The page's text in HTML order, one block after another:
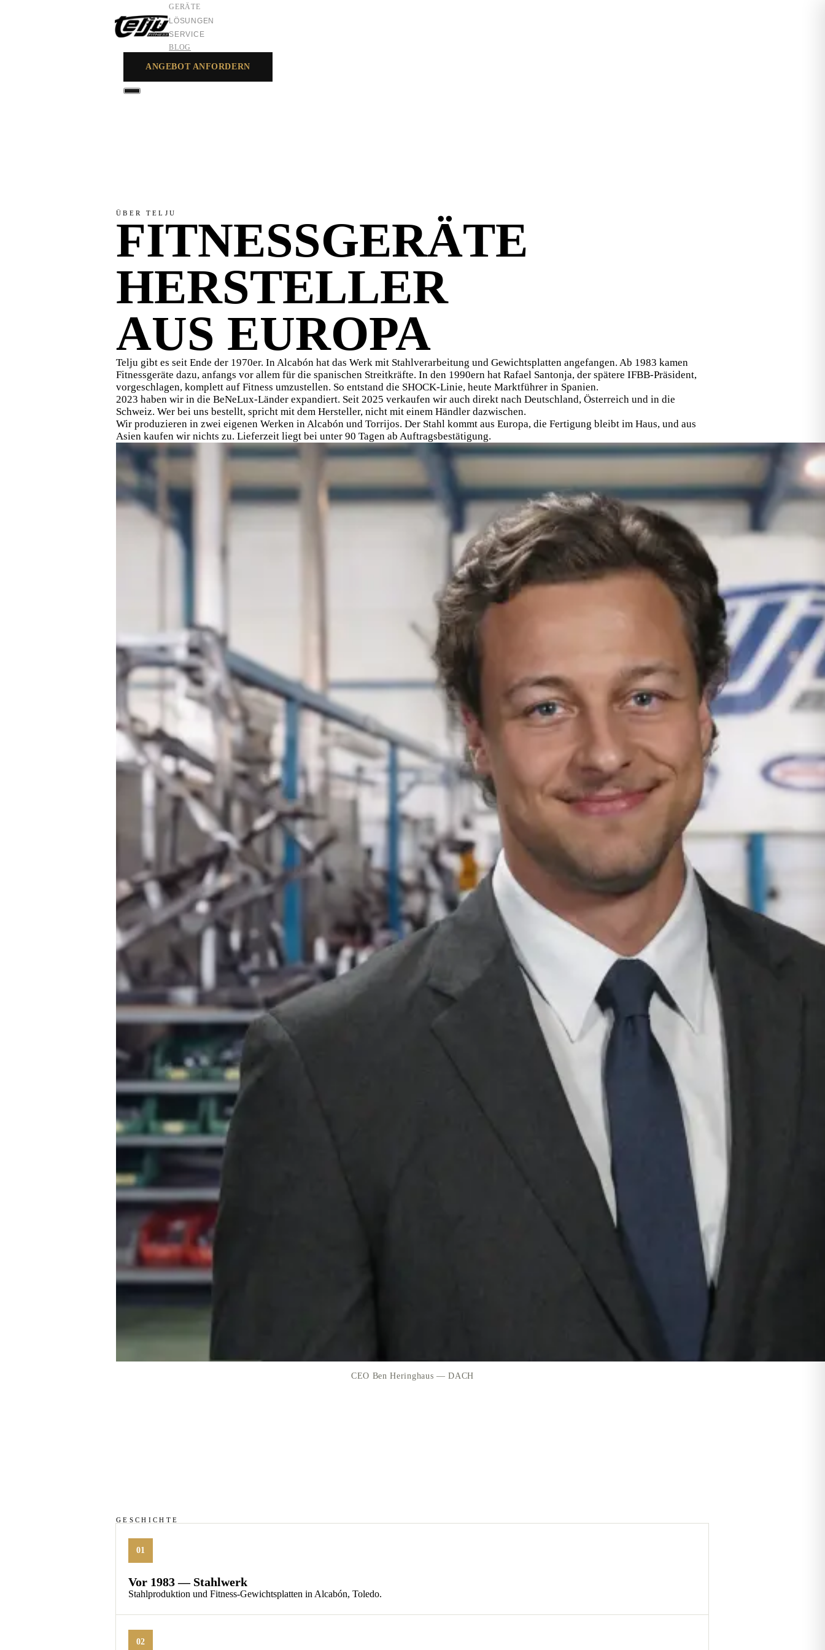
GERÄTE
LÖSUNGEN
SERVICE
BLOG
ANGEBOT ANFORDERN
ÜBER TELJU
FITNESSGERÄTE
HERSTELLER
AUS EUROPA
Telju gibt es seit Ende der 1970er. In Alcabón hat das Werk mit Stahlverarbeitung und Gewichtsplatten angefangen. Ab 1983 kamen
Fitnessgeräte dazu, anfangs vor allem für die spanischen Streitkräfte. In den 1990ern hat Rafael Santonja, der spätere IFBB-Präsident,
vorgeschlagen, komplett auf Fitness umzustellen. So entstand die SHOCK-Linie, heute Marktführer in Spanien.
2023 haben wir in die BeNeLux-Länder expandiert. Seit 2025 verkaufen wir auch direkt nach Deutschland, Österreich und in die
Schweiz. Wer bei uns bestellt, spricht mit dem Hersteller, nicht mit einem Händler dazwischen.
Wir produzieren in zwei eigenen Werken in Alcabón und Torrijos. Der Stahl kommt aus Europa, die Fertigung bleibt im Haus, und aus
Asien kaufen wir nichts zu. Lieferzeit liegt bei unter 90 Tagen ab Auftragsbestätigung.
CEO Ben Heringhaus — DACH
GESCHICHTE
01
Vor 1983 — Stahlwerk
Stahlproduktion und Fitness-Gewichtsplatten in Alcabón, Toledo.
02